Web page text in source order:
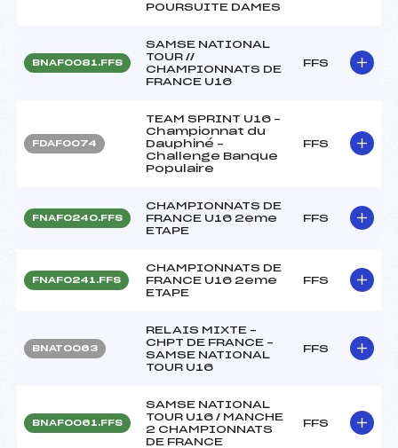
POURSUITE DAMES
BNAF0081.FFS
SAMSE NATIONAL
TOUR //
CHAMPIONNATS DE
FRANCE U16
FFS
FDAF0074
TEAM SPRINT U16 –
Championnat du
Dauphiné –
Challenge Banque
Populaire
FFS
FNAF0240.FFS
CHAMPIONNATS DE
FRANCE U16 2eme
ETAPE
FFS
FNAF0241.FFS
CHAMPIONNATS DE
FRANCE U16 2eme
ETAPE
FFS
BNAT0063
RELAIS MIXTE –
CHPT DE FRANCE –
SAMSE NATIONAL
TOUR U16
FFS
BNAF0061.FFS
SAMSE NATIONAL
TOUR U16 / MANCHE
2 CHAMPIONNATS
DE FRANCE
FFS